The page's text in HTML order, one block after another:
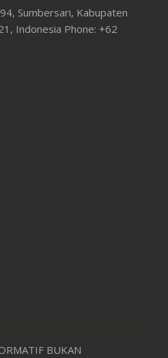
Sumbersari, Kabupaten
Indonesia Phone: +62
BUKAN